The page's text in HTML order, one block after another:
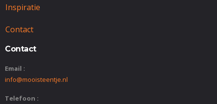
Inspiratie
Contact
Contact
Email :
info@mooisteentje.nl
Telefoon :